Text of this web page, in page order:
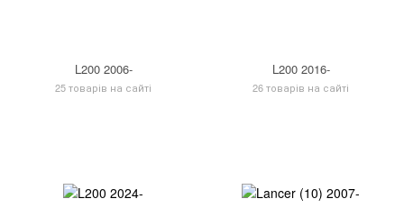
L200 2006-
25 товарів на сайті
L200 2016-
26 товарів на сайті